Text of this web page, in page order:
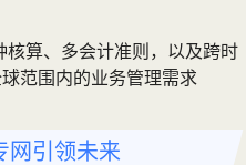
核算、多会计准则，以及跨时
范围内的业务管理需求
网引领未来